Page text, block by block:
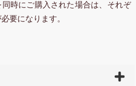
時にご購入された場合は、それぞ
要になります。